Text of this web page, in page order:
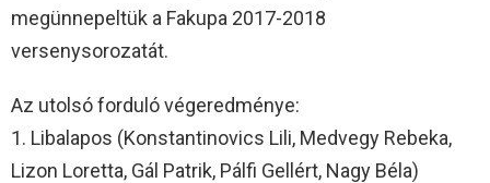
megünnepeltük a Fakupa 2017-2018
versenysorozatát.
Az utolsó forduló végeredménye:
1. Libalapos (Konstantinovics Lili, Medvegy Rebeka,
Lizon Loretta, Gál Patrik, Pálfi Gellért, Nagy Béla)